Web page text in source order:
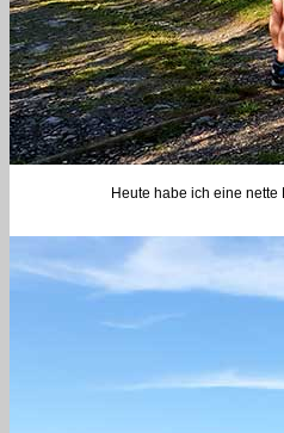
Heute habe ich eine